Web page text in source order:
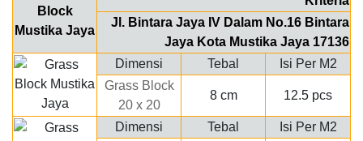
Jl. Bintara Jaya IV Dalam No.16 Bintara
Jaya Kota Mustika Jaya 17136
Dimensi
Tebal
Isi Per M2
Grass Block
20 x 20
8 cm 12.5 pcs
Dimensi Tebal
Isi Per M2